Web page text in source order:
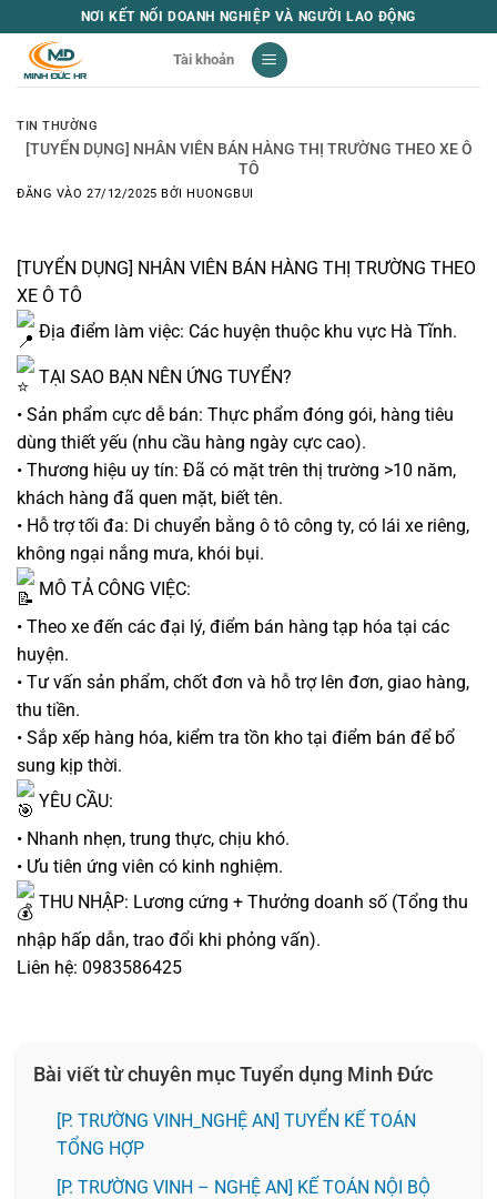
qua
NƠI KẾT NỐI DOANH NGHIỆP VÀ NGƯỜI LAO ĐỘNG
Tài khoản
TIN THƯỜNG
[TUYỂN DỤNG] NHÂN VIÊN BÁN HÀNG THỊ TRƯỜNG THEO XE Ô
TÔ
ĐĂNG VÀO27/12/2025 BỞIHUONGBUI
[TUYỂN DỤNG] NHÂN VIÊN BÁN HÀNG THỊ TRƯỜNG THEO
XE Ô TÔ
Địa điểm làm việc: Các huyện thuộc khu vực Hà Tĩnh.
TẠI SAO BẠN NÊN ỨNG TUYỂN?
• Sản phẩm cực dễ bán: Thực phẩm đóng gói, hàng tiêu
dùng thiết yếu (nhu cầu hàng ngày cực cao).
• Thương hiệu uy tín: Đã có mặt trên thị trường >10 năm,
khách hàng đã quen mặt, biết tên.
• Hỗ trợ tối đa: Di chuyển bằng ô tô công ty, có lái xe riêng,
không ngại nắng mưa, khói bụi.
MÔ TẢ CÔNG VIỆC:
• Theo xe đến các đại lý, điểm bán hàng tạp hóa tại các
huyện.
• Tư vấn sản phẩm, chốt đơn và hỗ trợ lên đơn, giao hàng,
thu tiền.
• Sắp xếp hàng hóa, kiểm tra tồn kho tại điểm bán để bổ
sung kịp thời.
YÊU CẦU:
• Nhanh nhẹn, trung thực, chịu khó.
• Ưu tiên ứng viên có kinh nghiệm.
THU NHẬP: Lương cứng + Thưởng doanh số (Tổng thu
nhập hấp dẫn, trao đổi khi phỏng vấn).
Liên hệ: 0983586425
Bài viết từ chuyên mục Tuyển dụng Minh Đức
[P. TRƯỜNG VINH_NGHỆ AN] TUYỂN KẾ TOÁN
TỔNG HỢP
[P. TRƯỜNG VINH – NGHỆ AN] KẾ TOÁN NỘI BỘ